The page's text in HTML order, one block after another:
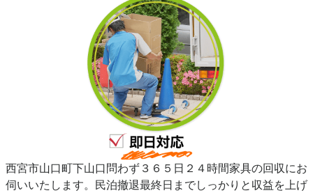
西宮市山口町下山口問わず３６５日２４時間家具の回収にお
伺いいたします。民泊撤退最終日までしっかりと収益を上げ